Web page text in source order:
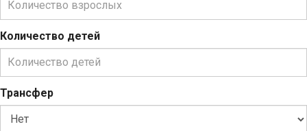
Количество детей
Трансфер